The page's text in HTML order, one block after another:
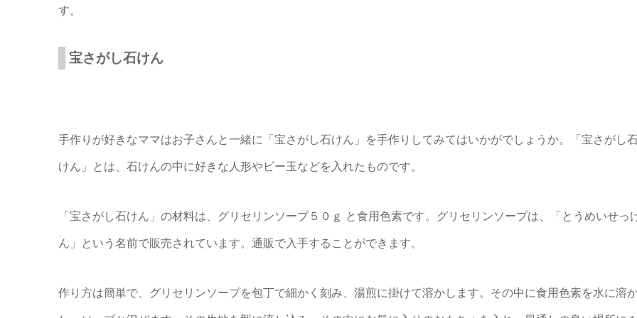
す。
宝さがし石けん
手作りが好きなママはお子さんと一緒に「宝さがし石けん」を手作りしてみてはいかがでしょうか。「宝さがし
けん」とは、石けんの中に好きな人形やビー玉などを入れたものです。
「宝さがし石けん」の材料は、グリセリンソープ５０ｇ と食用色素です。グリセリンソープは、「とうめいせっ
ん」という名前で販売されています。通販で入手することができます。
作り方は簡単で、グリセリンソープを包丁で細かく刻み、湯煎に掛けて溶かします。その中に食用色素を水に溶